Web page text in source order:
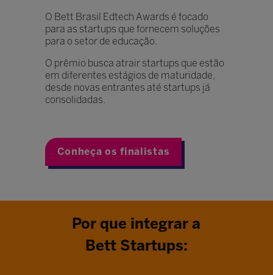
O Bett Brasil Edtech Awards é focado
para as startups que fornecem soluções
para o setor de educação.
O prêmio busca atrair startups que estão
em diferentes estágios de maturidade,
desde novas entrantes até startups já
consolidadas.
Conheça os finalistas
Por que integrar a
Bett Startups: